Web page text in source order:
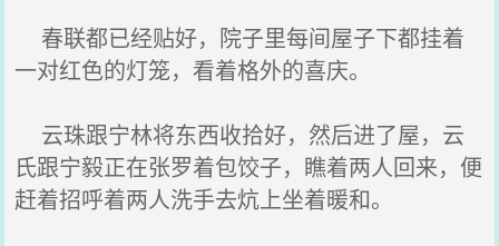
春联都已经贴好，院子里每间屋子下都挂着
一对红色的灯笼，看着格外的喜庆。
云珠跟宁林将东西收拾好，然后进了屋，云
氏跟宁毅正在张罗着包饺子，瞧着两人回来，便
赶着招呼着两人洗手去炕上坐着暖和。